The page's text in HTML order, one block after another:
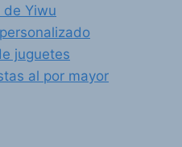
Yiwu
juguetes
al por mayor